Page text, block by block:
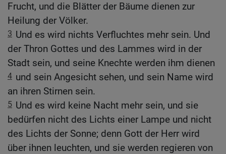
Frucht, und die Blätter der Bäume dienen zur
Heilung der Völker.
3 Und es wird nichts Verfluchtes mehr sein. Und
der Thron Gottes und des Lammes wird in der
Stadt sein, und seine Knechte werden ihm dienen
4 und sein Angesicht sehen, und sein Name wird
an ihren Stirnen sein.
5 Und es wird keine Nacht mehr sein, und sie
bedürfen nicht des Lichts einer Lampe und nicht
des Lichts der Sonne; denn Gott der Herr wird
über ihnen leuchten, und sie werden regieren von